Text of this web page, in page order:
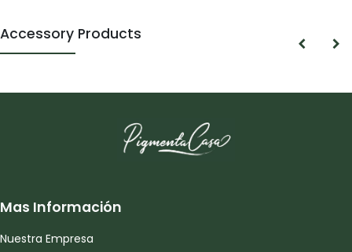
Accessory Products
Mas Información
Nuestra Empresa